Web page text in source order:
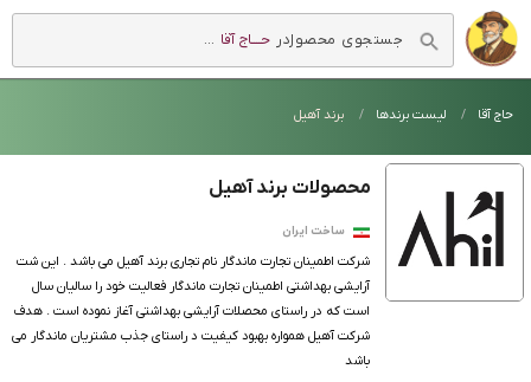
فروشگاه اینترنتیحاج آقا
در حــــاج آقا ...
حاج آقا لیست برندها برند آهیل
محصولات برند آهیل
ساخت ایران
شرکت اطمینان تجارت ماندگار نام تجاری برند آهیل می باشد . این شت
آرایشی بهداشتی اطمینان تجارت ماندگار فعالیت خود را سالیان سال
است که در راستای محصلات آرایشی بهداشتی آغاز نموده است . هدف
شرکت آهیل همواره بهبود کیفیت د راستای جذب مشتریان ماندگار می
باشد